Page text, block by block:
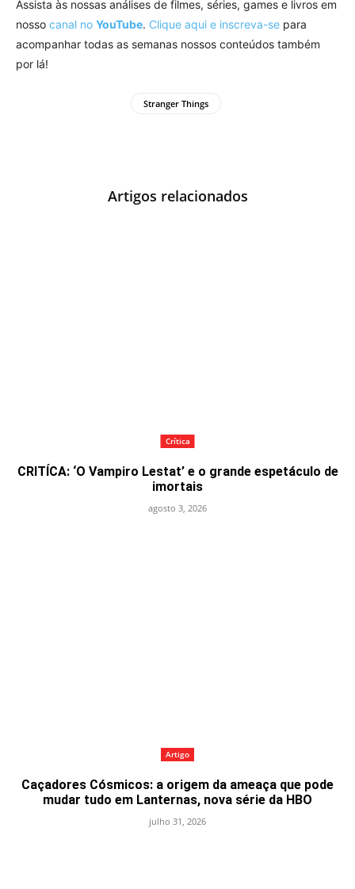
Assista às nossas análises de filmes, séries, games e livros em
nosso canal no YouTube. Clique aqui e inscreva-se para
acompanhar todas as semanas nossos conteúdos também
por lá!
Stranger Things
Artigos relacionados
Crítica
CRITÍCA: ‘O Vampiro Lestat’ e o grande espetáculo de
imortais
agosto 3, 2026
Artigo
Caçadores Cósmicos: a origem da ameaça que pode
mudar tudo em Lanternas, nova série da HBO
julho 31, 2026